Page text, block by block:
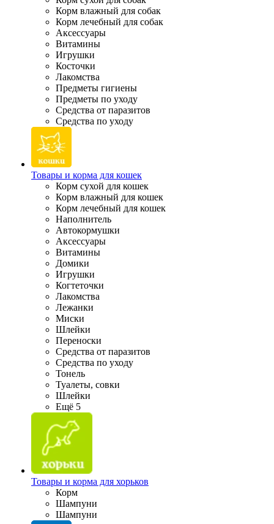
Корм влажный для собак
Корм лечебный для собак
Аксессуары
Витамины
Игрушки
Косточки
Лакомства
Предметы гигиены
Предметы по уходу
Средства от паразитов
Средства по уходу
Товары и корма для кошек
Корм сухой для кошек
Корм влажный для кошек
Корм лечебный для кошек
Наполнитель
Автокормушки
Аксессуары
Витамины
Домики
Игрушки
Когтеточки
Лакомства
Лежанки
Миски
Шлейки
Переноски
Средства от паразитов
Средства по уходу
Тонель
Туалеты, совки
Шлейки
Ещё 5
Товары и корма для хорьков
Корм
Шампуни
Шампуни